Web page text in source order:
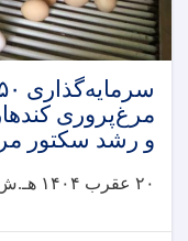
مرغ‌پروری
و رشد سکتور
۲۰ عقرب ۱۴۰۴ هـ.ش